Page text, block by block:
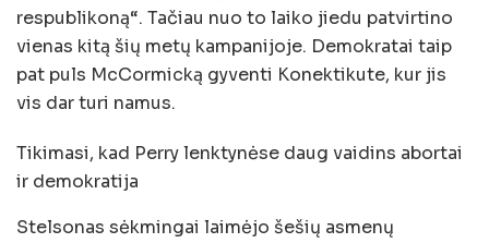
respublikoną“. Tačiau nuo to laiko jiedu patvirtino
vienas kitą šių metų kampanijoje. Demokratai taip
pat puls McCormicką gyventi Konektikute, kur jis
vis dar turi namus.
Tikimasi, kad Perry lenktynėse daug vaidins abortai
ir demokratija
Stelsonas sėkmingai laimėjo šešių asmenų